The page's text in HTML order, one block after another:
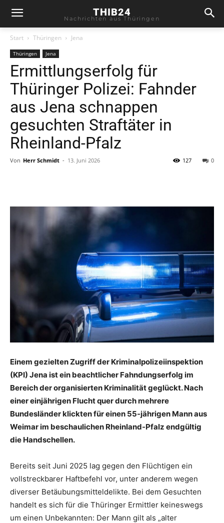
THIB24
Nachrichten aus Thüringen
Start Thüringen Jena
Thüringen Jena
Ermittlungserfolg für
Thüringer Polizei: Fahnder
aus Jena schnappen
gesuchten Straftäter in
Rheinland-Pfalz
Von Herr Schmidt - 13. Juni 2026 0
127
Einem gezielten Zugriff der Kriminalpolizeiinspektion
(KPI) Jena ist ein beachtlicher Fahndungserfolg im
Bereich der organisierten Kriminalität geglückt. Nach
einer einjährigen Flucht quer durch mehrere
Bundesländer klickten für einen 55-jährigen Mann aus
Weimar im beschaulichen Rheinland-Pfalz endgültig
die Handschellen.
Bereits seit Juni 2025 lag gegen den Flüchtigen ein
vollstreckbarer Haftbefehl vor, unter anderem wegen
diverser Betäubungsmitteldelikte. Bei dem Gesuchten
handelt es sich für die Thüringer Ermittler keineswegs
um einen Unbekannten: Der Mann gilt als „alter